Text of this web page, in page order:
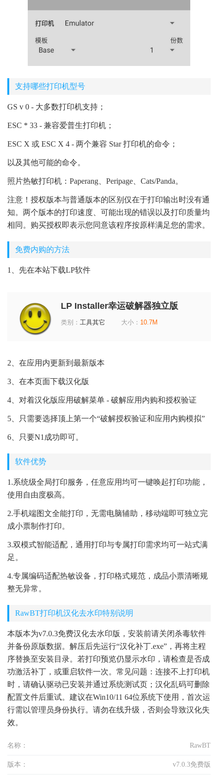
支持哪些打印机型号
GS v 0 - 大多数打印机支持；
ESC * 33 - 兼容爱普生打印机；
ESC X 或 ESC X 4 - 两个兼容 Star 打印机的命令；
以及其他可能的命令。
照片热敏打印机：Paperang、Peripage、Cats/Panda。
注意！授权版本与普通版本的区别仅在于打印输出时没有通
知。两个版本的打印速度、可能出现的错误以及打印质量均
相同。购买授权即表示您同意该程序按原样满足您的需求。
免费内购的方法
1、先在本站下载LP软件
LP Installer幸运破解器独立版
类别： 工具其它 大小： 10.7M
2、在应用内更新到最新版本
3、在本页面下载汉化版
4、对着汉化版应用破解菜单 - 破解应用内购和授权验证
5、只需要选择顶上第一个“破解授权验证和应用内购模拟”
6、只要N1成功即可。
软件优势
1.系统级全局打印服务，任意应用均可一键唤起打印功能，
使用自由度极高。
2.手机端图文全能打印，无需电脑辅助，移动端即可独立完
成小票制作打印。
3.双模式智能适配，通用打印与专属打印需求均可一站式满
足。
4.专属编码适配热敏设备，打印格式规范，成品小票清晰规
整无异常。
RawBT打印机汉化去水印特别说明
本版本为v7.0.3免费汉化去水印版，安装前请关闭杀毒软件
并备份原版数据。解压后先运行“汉化补丁.exe”，再将主程
序替换至安装目录。若打印预览仍显示水印，请检查是否成
功激活补丁，或重启软件一次。常见问题：连接不上打印机
时，请确认驱动已安装并通过系统测试页；汉化乱码可删除
配置文件后重试。建议在Win10/11 64位系统下使用，首次运
行需以管理员身份执行。请勿在线升级，否则会导致汉化失
效。
名称： RawBT
版本： v7.0.3免费版